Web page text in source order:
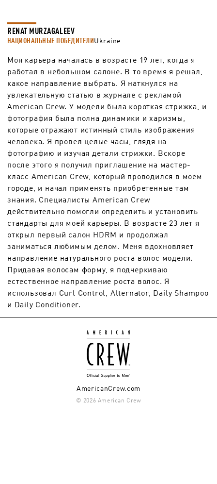
RENAT MURZAGALEEV
НАЦИОНАЛЬНЫЕ ПОБЕДИТЕЛИUkraine
Моя карьера началась в возрасте 19 лет, когда я
работал в небольшом салоне. В то время я решал,
какое направление выбрать. Я наткнулся на
увлекательную статью в журнале с рекламой
American Crew. У модели была короткая стрижка, и
фотография была полна динамики и харизмы,
которые отражают истинный стиль изображения
человека. Я провел целые часы, глядя на
фотографию и изучая детали стрижки. Вскоре
после этого я получил приглашение на мастер-
класс American Crew, который проводился в моем
городе, и начал применять приобретенные там
знания. Специалисты American Crew
действительно помогли определить и установить
стандарты для моей карьеры. В возрасте 23 лет я
открыл первый салон HDRM и продолжал
заниматься любимым делом. Меня вдохновляет
направление натурального роста волос модели.
Придавая волосам форму, я подчеркиваю
естественное направление роста волос. Я
использовал Curl Control, Alternator, Daily Shampoo
и Daily Conditioner.
AmericanCrew.com
© 2026 American Crew